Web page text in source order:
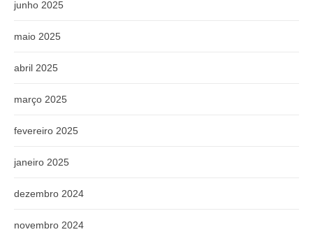
junho 2025
maio 2025
abril 2025
março 2025
fevereiro 2025
janeiro 2025
dezembro 2024
novembro 2024